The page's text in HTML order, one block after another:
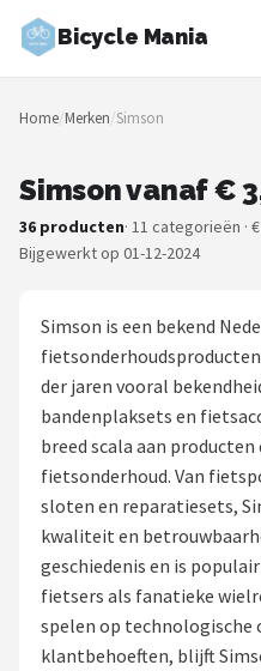
Bicycle Mania
Zoeken
NAVIGATIE
Merken
Fietsroutes
Kinderfietsen
Stadsfietsen
Elektrische fietsen
Mountainbikes
Shop
Home/Merken/Simson
Simson vanaf €
36 producten· 11 categorieën ·
Bijgewerkt op 01-12-2024
Simson is een bekend
der jaren vooral
bandenplaksets en
breed scala aan
fietsonderhoud. Van
sloten en reparatiesets,
kwaliteit en
geschiedenis en is
fietsers als fanatieke
spelen op technologische
klantbehoeften, blijft